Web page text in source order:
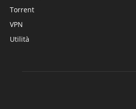
Torrent
VPN
Utilità